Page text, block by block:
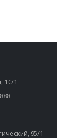
10/1
95/1